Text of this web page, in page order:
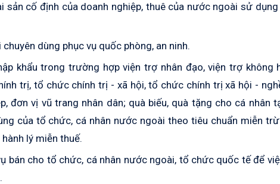
sản cố định của doanh nghiệp, thuê của nước ngoài sử
chuyên dùng phục vụ quốc phòng, an ninh.
khẩu trong trường hợp viện trợ nhân đạo, viện trợ không
trị, tổ chức chính trị - xã hội, tổ chức chính trị xã hội -
đơn vị vũ trang nhân dân; quà biếu, quà tặng cho cá nhân
của tổ chức, cá nhân nước ngoài theo tiêu chuẩn miễn
lý miễn thuế.
bán cho tổ chức, cá nhân nước ngoài, tổ chức quốc tế để